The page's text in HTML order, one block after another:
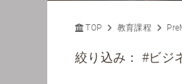
TOP 教育課程
絞り込み：#ビジ